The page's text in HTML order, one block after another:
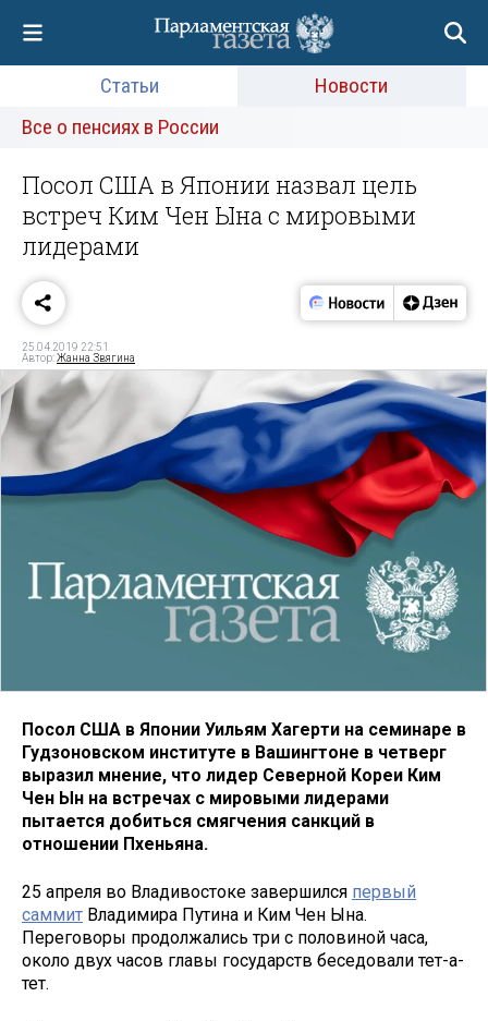
Статьи
Новости
Все о пенсиях в России
Посол США в Японии назвал цель
встреч Ким Чен Ына с мировыми
лидерами
25.04.2019 22:51
Автор:Жанна Звягина
Посол США в Японии Уильям Хагерти на семинаре в
Гудзоновском институте в Вашингтоне в четверг
выразил мнение, что лидер Северной Кореи Ким
Чен Ын на встречах с мировыми лидерами
пытается добиться смягчения санкций в
отношении Пхеньяна.
25 апреля во Владивостоке завершился первый
саммит Владимира Путина и Ким Чен Ына.
Переговоры продолжались три с половиной часа,
около двух часов главы государств беседовали тет-а-
тет.